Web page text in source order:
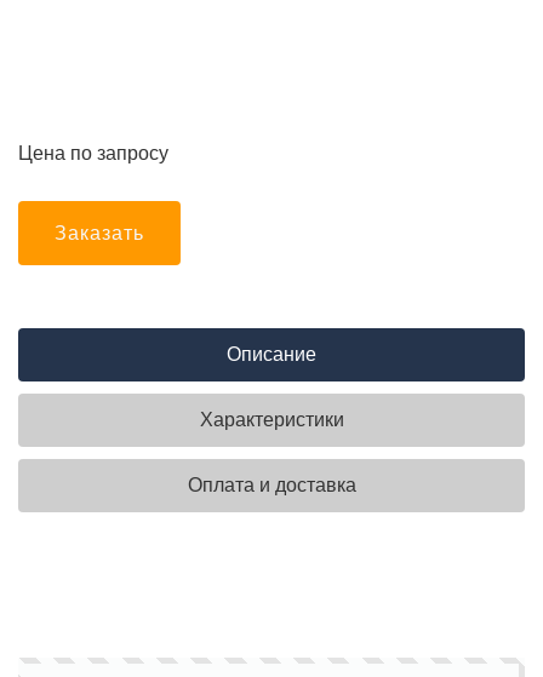
Цена по запросу
Заказать
Описание
Характеристики
Оплата и доставка